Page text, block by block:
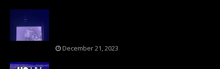
December 21, 2023